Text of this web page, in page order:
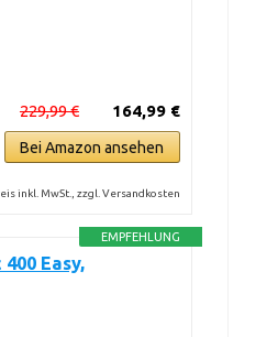
164,99 €
229,99 €
Bei Amazon ansehen
inkl. MwSt., zzgl. Versandkosten
EMPFEHLUNG
Easy,